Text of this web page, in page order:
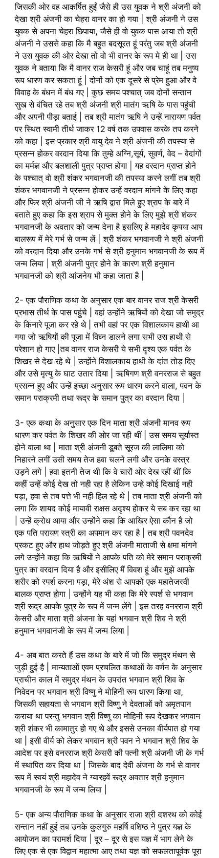
जिसकी ओर वह आकर्षित हुईं जैसे ही उस युवक ने श्री अंजनी को
देखा श्री अंजनी का चेहरा वानर का हो गया | श्री अंजनी ने उस
युवक से अपना चेहरा छिपाया, जैसे ही वो युवक पास आया तो श्री
अंजनी ने उससे कहा कि मै बहुत बदसूरत हूं परंतु जब श्री अंजनी
ने उस युवक की ओर देखा तो वो भी वानर के रूप मे ही था | उस
युवक ने बताया कि मै वानर राज केसरी हूं और जब चाहूं तब मनुष्य
रूप धारण कर सकता हूं | दोनों को एक दूसरे से प्रेम हुआ और वे
विवाह के बंधन में बंध गए | कुछ समय पश्चात् जब दोनों सन्तान
सुख से वंचित रहे तब श्री अंजनी श्री मातंग ऋषि के पास पहुंची
और अपनी पीड़ा बताई | तब श्री मातंग ऋषि ने उन्हें नारायण पर्वत
पर स्थित स्वामी तीर्थ जाकर 12 वर्ष तक उपवास करके तप करने
को कहा | इस प्रकार श्री वायु देव ने श्री अंजनी की तपस्या से
प्रसन्न होकर वरदान दिया कि तुम्हे अग्नि,सूर्य, सुवर्ण, वेद – वेदांगों
का मर्मज्ञ और बलशाली पुत्र प्राप्त होगा | यह वरदान प्राप्त होने
के पश्चात् वो श्री शंकर भगवानजी की तपस्या करने लगीं तब श्री
शंकर भगवानजी ने प्रसन्न होकर उन्हें वरदान मांगने के लिए कहा
और फिर श्री अंजनी जी ने ऋषि द्वारा मिले हुए श्राप के बारे में
बताते हुए कहा कि इस श्राप से मुक्त होने के लिए मुझे श्री शंकर
भगवानजी के अवतार को जन्म देना है इसलिए हे महादेव कृपया आप
बालरूप में मेरे गर्भ से जन्म लें | श्री शंकर भगवानजी ने श्री अंजनी
को वरदान दिया और उनके गर्भ से श्री हनुमान भगवानजी के रूप में
जन्म लिया | श्री अंजनी पुत्र होने के कारण श्री हनुमान
भगवानजी को श्री आंजनेय भी कहा जाता है |
2- एक पौराणिक कथा के अनुसार एक बार वानर राज श्री केसरी
प्रभास तीर्थ के पास पहुंचे | वहां उन्होंने ऋषियों को देखा जो समुद्र
के किनारे पूजा कर रहे थे | तभी वहां पर एक विशालकाय हाथी आ
गया जो ऋषियों की पूजा में विघ्न डालने लगा सभी उस हाथी से
परेशान हो गाए |तब वानर राज केसरी ये सभी दृश्य एक पर्वत के
शिखर से देख रहे थे | उन्होंने विशालकाय हाथी के दांत तोड़ दिए
और उसे मृत्यु के घाट उतार दिया | ऋषिगण श्री वनरराज से बहुत
प्रसन्न हुए और उन्हें इच्छा अनुसार रूप धारण करने वाला, पवन के
समान पराक्रमी तथा रूद्र के समान पुत्र का वरदान दिया |
3- एक कथा के अनुसार एक दिन माता श्री अंजनी मानव रूप
धारण कर पर्वत के शिखर की ओर जा रही थीं | उस समय सूर्यास्त
होने वाला था | माता श्री अंजनी डूबते सूरज की लालिमा को
निहारने लगीं उसी समय तेज हवा चलने लगी और उनके वस्त्र
उड़ने लगे | हवा इतनी तेज थी कि वे चारों ओर देख रहीं थीं कि
कहीं उन्हें कोई देख तो नही रहा है लेकिन उन्हे कोई दिखाई नही
पड़ा, हवा से तब पत्ते भी नही हिल रहे थे | तब माता श्री अंजनी को
लगा कि शायद कोई मायावी राक्षस अदृश्य होकर ये सब कर रहा था
| उन्हें क्रोध आया और उन्होंने कहा कि आखिर ऐसा कौन है जो
एक पति परायण स्त्री का अपमान कर रहा है | तब श्री पवनदेव
प्रकट हुए और हाथ जोड़ते हुए श्री अंजनी माताजी से क्षमा मांगने
लगे उन्होंने कहा कि ऋषियों ने आपके पति को मेरे समान पराक्रमी
पुत्र का वरदान दिया है और इसीलिए मैं विवश हूं और मुझे आपके
शरीर को स्पर्श करना पड़ा, मेरे अंश से आपको एक महातेजस्वी
बालक प्राप्त होगा | उन्होंने यह भी कहा कि मेरे स्पर्श से भगवान
श्री रूद्र आपके पुत्र के रूप में जन्म लेंगे | इस तरह वनरराज श्री
केसरी और माता श्री अंजना के यहां भगवान श्री शिव ने श्री
हनुमान भगवानजी के रूप में जन्म लिया |
4- अब बात करते हैं उस कथा के बारे में जो कि समुद्र मंथन से
जुड़ी हुई है | मान्यताओं एवम प्रचलित कथाओं के वर्णन के अनुसार
प्राचीन काल में समुद्र मंथन के उपरांत भगवान श्री शिव के
निवेदन पर भगवान श्री विष्णु ने मोहिनी रूप धारण किया था,
जिसकी सहायता से भगवान श्री विष्णु ने देवताओं को अमृतपान
कराया था परन्तु भगवान श्री विष्णु का मोहिनी रूप देखकर भगवान
श्री शंकर भी कामातुर हो गए थे और इससे उनका वीर्यपात हो गया
था | इसी वीर्य को लेकर भगवान श्री पवन ने भगवान श्री शिव के
आदेश पर इसे वनरराज श्री केसरी की पत्नी श्री अंजनी जी के गर्भ
में स्थापित कर दिया था | जिसके बाद देवी अंजना के गर्भ से वानर
रूप में स्वयं श्री महादेव ने ग्यारहवें रूद्र अवतार श्री हनुमान
भगवानजी के रूप में जन्म लिया |
5- एक अन्य पौराणिक कथा के अनुसार राजा श्री दशरथ को कोई
सन्तान नहीं हुई तब उनके कुलगुरु महर्षि वशिष्ठ ने पुत्र यज्ञ के
आयोजन का परामर्श दिया | दूर – दूर से इस यज्ञ में भाग लेने के
लिए एक से एक विद्वान महात्मा आए तथा यज्ञ को सफलतापूर्वक पूरा